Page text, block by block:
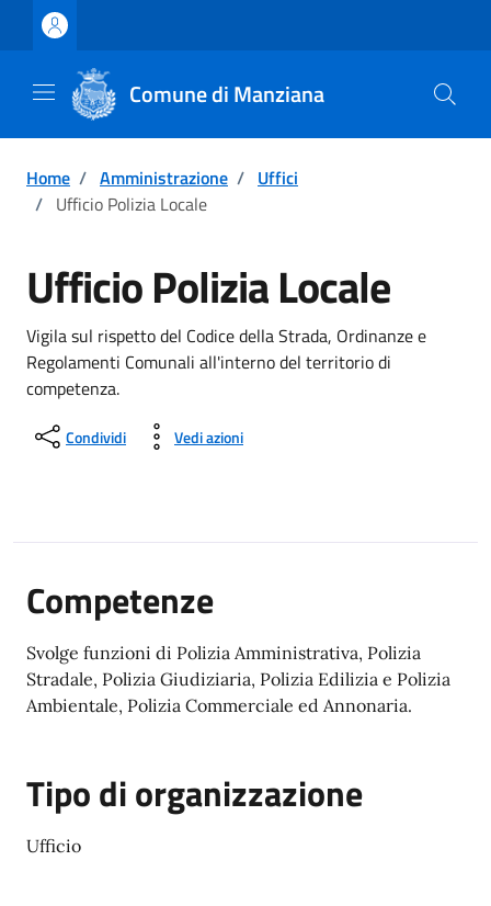
Vai ai contenuti
Vai al footer
Comune di Manziana
Home / Amministrazione / Uffici
/ Ufficio Polizia Locale
Ufficio Polizia Locale
Vigila sul rispetto del Codice della Strada, Ordinanze e
Regolamenti Comunali all'interno del territorio di
competenza.
Condividi Vedi azioni
Competenze
Svolge funzioni di Polizia Amministrativa, Polizia
Stradale, Polizia Giudiziaria, Polizia Edilizia e Polizia
Ambientale, Polizia Commerciale ed Annonaria.
Tipo di organizzazione
Ufficio